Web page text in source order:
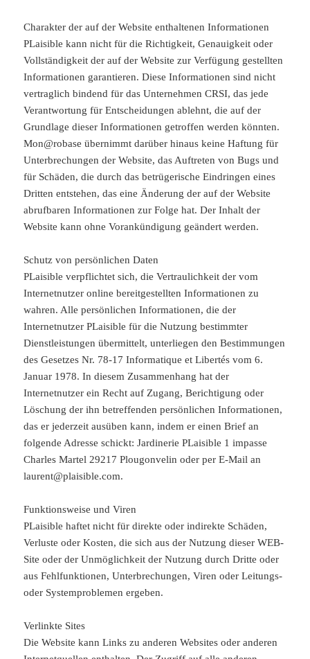
Charakter der auf der Website enthaltenen Informationen
PLaisible kann nicht für die Richtigkeit, Genauigkeit oder
Vollständigkeit der auf der Website zur Verfügung gestellten
Informationen garantieren. Diese Informationen sind nicht
vertraglich bindend für das Unternehmen CRSI, das jede
Verantwortung für Entscheidungen ablehnt, die auf der
Grundlage dieser Informationen getroffen werden könnten.
Mon@robase übernimmt darüber hinaus keine Haftung für
Unterbrechungen der Website, das Auftreten von Bugs und
für Schäden, die durch das betrügerische Eindringen eines
Dritten entstehen, das eine Änderung der auf der Website
abrufbaren Informationen zur Folge hat. Der Inhalt der
Website kann ohne Vorankündigung geändert werden.
Schutz von persönlichen Daten
PLaisible verpflichtet sich, die Vertraulichkeit der vom
Internetnutzer online bereitgestellten Informationen zu
wahren. Alle persönlichen Informationen, die der
Internetnutzer PLaisible für die Nutzung bestimmter
Dienstleistungen übermittelt, unterliegen den Bestimmungen
des Gesetzes Nr. 78-17 Informatique et Libertés vom 6.
Januar 1978. In diesem Zusammenhang hat der
Internetnutzer ein Recht auf Zugang, Berichtigung oder
Löschung der ihn betreffenden persönlichen Informationen,
das er jederzeit ausüben kann, indem er einen Brief an
folgende Adresse schickt: Jardinerie PLaisible 1 impasse
Charles Martel 29217 Plougonvelin oder per E-Mail an
laurent@plaisible.com.
Funktionsweise und Viren
PLaisible haftet nicht für direkte oder indirekte Schäden,
Verluste oder Kosten, die sich aus der Nutzung dieser WEB-
Site oder der Unmöglichkeit der Nutzung durch Dritte oder
aus Fehlfunktionen, Unterbrechungen, Viren oder Leitungs-
oder Systemproblemen ergeben.
Verlinkte Sites
Die Website kann Links zu anderen Websites oder anderen